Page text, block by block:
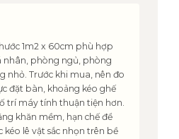
1m2 x 60cm phù hợp
nhân, phòng ngủ, phòng
nhỏ. Trước khi mua, nên đo
đặt bàn, khoảng kéo ghế
trí máy tính thuận tiện hơn.
khăn mềm, hạn chế để
kéo lê vật sắc nhọn trên bề